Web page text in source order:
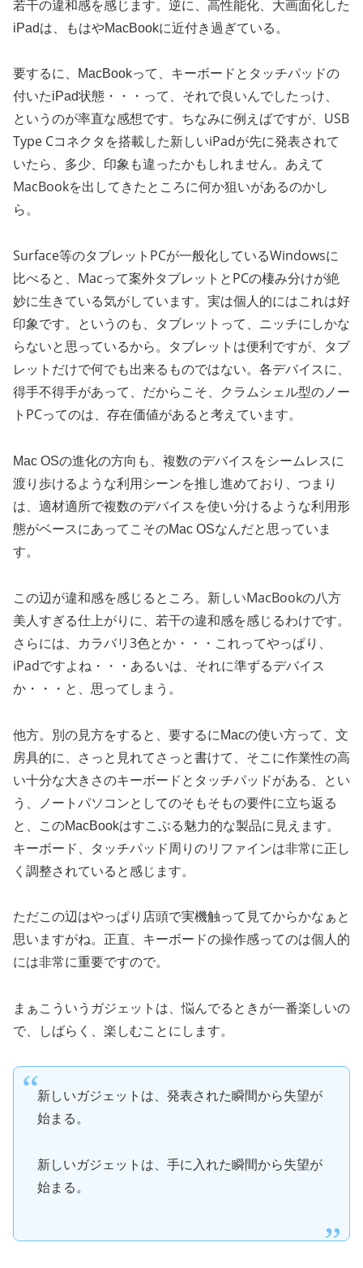
若干の違和感を感じます。逆に、高性能化、大画面化した
iPadは、もはやMacBookに近付き過ぎている。
要するに、MacBookって、キーボードとタッチパッドの
付いたiPad状態・・・って、それで良いんでしたっけ、
というのが率直な感想です。 ちなみに例えばですが、USB
Type Cコネクタを搭載した新しいiPadが先に発表されて
いたら、多少、印象も違ったかもしれません。あえて
MacBookを出してきたところに何か狙いがあるのかし
ら。
Surface等のタブレットPCが一般化しているWindowsに
比べると、Macって案外タブレットとPCの棲み分けが絶
妙に生きている気がしています。実は個人的にはこれは好
印象です。というのも、タブレットって、ニッチにしかな
らないと思っているから。タブレットは便利ですが、タブ
レットだけで何でも出来るものではない。各デバイスに、
得手不得手があって、だからこそ、クラムシェル型のノー
トPCってのは、存在価値があると考えています。
Mac OSの進化の方向も、複数のデバイスをシームレスに
渡り歩けるような利用シーンを推し進めており、つまり
は、適材適所で複数のデバイスを使い分けるような利用形
態がベースにあってこそのMac OSなんだと思っていま
す。
この辺が違和感を感じるところ。 新しいMacBookの八方
美人すぎる仕上がりに、若干の違和感を感じるわけです。
さらには、カラバリ3色とか・・・これってやっぱり、
iPadですよね・・・あるいは、それに準ずるデバイス
か・・・と、思ってしまう。
他方。別の見方をすると、要するにMacの使い方って、文
房具的に、さっと見れてさっと書けて、そこに作業性の高
い十分な大きさのキーボードとタッチパッドがある、とい
う、ノートパソコンとしてのそもそもの要件に立ち返る
と、このMacBookはすこぶる魅力的な製品に見えます。
キーボード、タッチパッド周りのリファインは非常に正し
く調整されていると感じます。
ただこの辺はやっぱり店頭で実機触って見てからかなぁと
思いますがね。正直、キーボードの操作感ってのは個人的
には非常に重要ですので。
まぁこういうガジェットは、悩んでるときが一番楽しいの
で、しばらく、楽しむことにします。
新しいガジェットは、発表された瞬間から失望が
始まる。
新しいガジェットは、手に入れた瞬間から失望が
始まる。